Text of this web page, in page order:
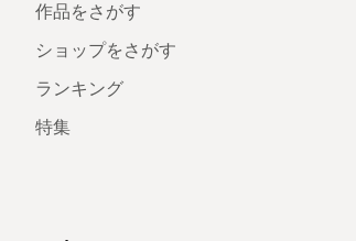
作品をさがす
ショップをさがす
ランキング
特集